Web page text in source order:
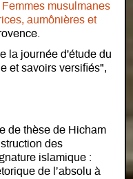
Femmes musulmanes
aumônières et
la journée d'étude du
et savoirs versifiés",
de thèse de Hicham
des
islamique :
de l’absolu à